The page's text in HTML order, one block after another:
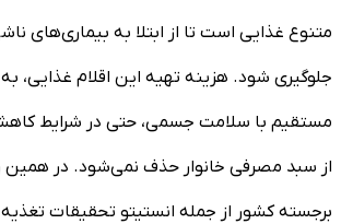
متنوع غذایی است تا از ابتلا به بیماری‌های
جلوگیری شود. هزینه تهیه این اقلام غذایی، به
مستقیم با سلامت جسمی، حتی در شرایط کاهش
از سبد مصرفی خانوار حذف نمی‌شود. در همین
برجسته کشور از جمله انستیتو تحقیقات